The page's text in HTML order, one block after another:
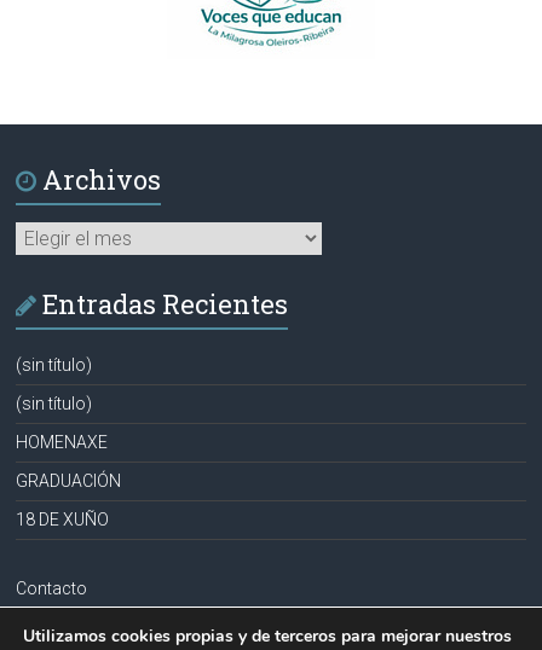
Archivos
Archivos
Entradas Recientes
(sin título)
(sin título)
HOMENAXE
GRADUACIÓN
18 DE XUÑO
Contacto
Aviso legal
Utilizamos cookies propias y de terceros para mejorar nuestros